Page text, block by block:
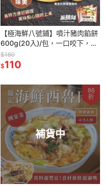
【極海鮮八號鋪】噴汁豬肉餡餅
600g(20入)/包，一口咬下，爆
漿噴汁💦肥瘦黃金比例，傳統麵
點美食的迷人滋味💕
$180
$110
補貨中
86
折